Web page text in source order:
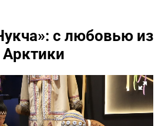
с любовью из
Арктики